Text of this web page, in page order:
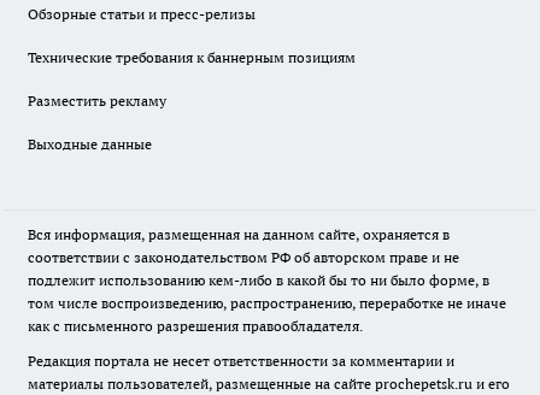
Обзорные статьи и пресс-релизы
Технические требования к баннерным позициям
Разместить рекламу
Выходные данные
Вся информация, размещенная на данном сайте, охраняется в
соответствии с законодательством РФ об авторском праве и не
подлежит использованию кем-либо в какой бы то ни было форме, в
том числе воспроизведению, распространению, переработке не иначе
как с письменного разрешения правообладателя.
Редакция портала не несет ответственности за комментарии и
материалы пользователей, размещенные на сайте prochepetsk.ru и его